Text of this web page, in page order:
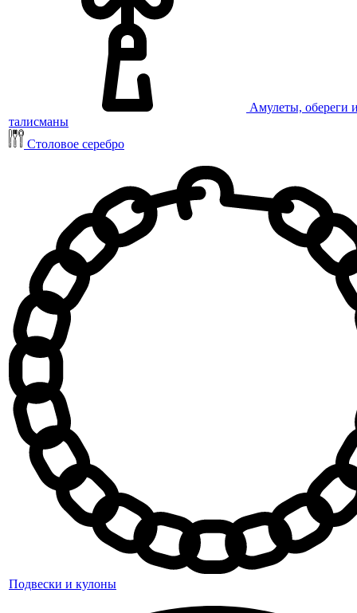
Амулеты, обереги
талисманы
Столовое серебро
Подвески и кулоны